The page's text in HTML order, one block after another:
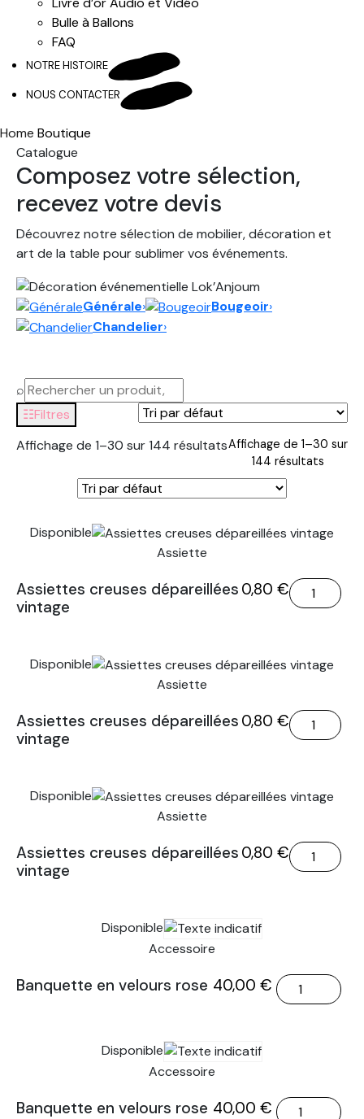
Bulle à Ballons
FAQ
NOTRE HISTOIRE
NOUS CONTACTER
Home Boutique
Catalogue
Composez votre sélection,
recevez votre devis
Découvrez notre sélection de mobilier, décoration et
art de la table pour sublimer vos événements.
Générale› Bougeoir›
Chandelier›
⌕
Affichage de 1–30 sur 144 résultats
☷Filtres
Affichage de 1–30 sur
144 résultats
Disponible
Assiette
Assiettes creuses dépareillées
vintage
0,80 €quantité
de
dépareillées
Disponible
Assiette
Assiettes creuses dépareillées
vintage
0,80 €quantité
de
dépareillées
Disponible
Assiette
Assiettes creuses dépareillées
vintage
0,80 €quantité
de
Disponible
Accessoire
Banquette en velours rose 40,00 € quantité
de
Disponible
Accessoire
Banquette en velours rose 40,00 € quantité